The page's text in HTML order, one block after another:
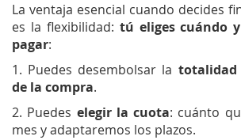
La ventaja esencial cuando decides
es la flexibilidad: tú eliges cuándo
pagar:
1. Puedes desembolsar la totalidad
de la compra.
2. Puedes elegir la cuota: cuánto
mes y adaptaremos los plazos.